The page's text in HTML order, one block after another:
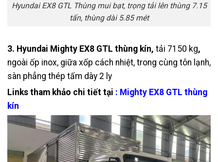
Hyundai EX8 GTL Thùng mui bạt, trọng tải lên thùng 7.15
tấn, thùng dài 5.85 mét
3. Hyundai Mighty EX8 GTL thùng kín, tải 7150 kg,
ngoài ốp inox, giữa xốp cách nhiệt, trong cùng tôn lạnh,
sàn phẳng thép tấm dày 2 ly
Links tham khảo chi tiết tại : Mighty EX8 GTL thùng
kín